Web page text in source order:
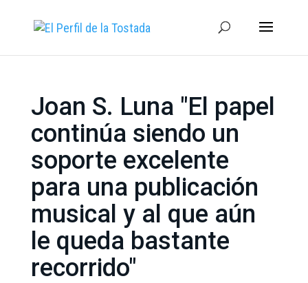
Joan S. Luna "El papel
continúa siendo un
soporte excelente
para una publicación
musical y al que aún
le queda bastante
recorrido"